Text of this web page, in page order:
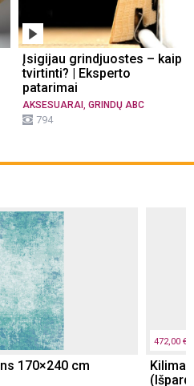
Įsigijau grindjuostes – kaip
tvirtinti? | Eksperto
patarimai
AKSESUARAI GRINDŲ ABC
794
170×240 cm
472,00 €